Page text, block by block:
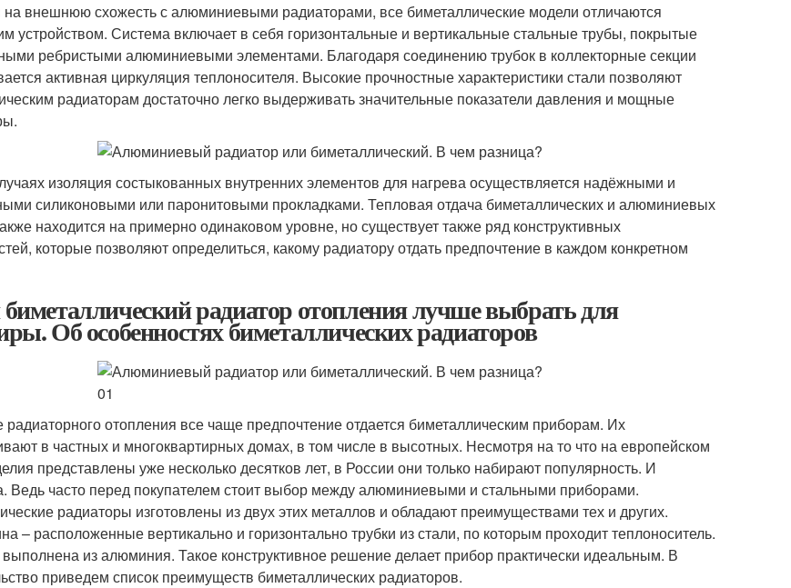
внешнюю схожесть с алюминиевыми радиаторами, все биметаллические модели отличаются
устройством. Система включает в себя горизонтальные и вертикальные стальные трубы, покрытые
ребристыми алюминиевыми элементами. Благодаря соединению трубок в коллекторные секции
активная циркуляция теплоносителя. Высокие прочностные характеристики стали позволяют
радиаторам достаточно легко выдерживать значительные показатели давления и мощные
изоляция состыкованных внутренних элементов для нагрева осуществляется надёжными и
силиконовыми или паронитовыми прокладками. Тепловая отдача биметаллических и алюминиевых
находится на примерно одинаковом уровне, но существует также ряд конструктивных
которые позволяют определиться, какому радиатору отдать предпочтение в каждом конкретном
радиатор отопления лучше выбрать для
Об особенностях биметаллических радиаторов
радиаторного отопления все чаще предпочтение отдается биметаллическим приборам. Их
в частных и многоквартирных домах, в том числе в высотных. Несмотря на то что на европейском
представлены уже несколько десятков лет, в России они только набирают популярность. И
Ведь часто перед покупателем стоит выбор между алюминиевыми и стальными приборами.
радиаторы изготовлены из двух этих металлов и обладают преимуществами тех и других.
– расположенные вертикально и горизонтально трубки из стали, по которым проходит теплоноситель.
из алюминия. Такое конструктивное решение делает прибор практически идеальным. В
приведем список преимуществ биметаллических радиаторов.